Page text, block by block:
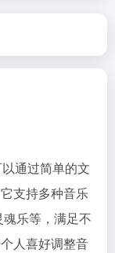
通过简单的文
支持多种音乐
乐等，满足不
人喜好调整音